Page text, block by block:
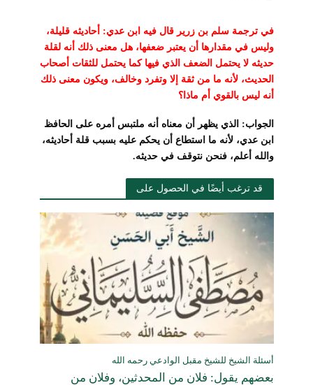
في ترجمة سلم بن زرير قال فيه ابن عدي: أحاديثه قليلة،
وليس في مقدارها أن يعتبر ضعفها، هل معنى ذلك أنه لقلة
حديثه لا يحتمل الضعف الذي فيها كما يحتمل للثقات أصحاب
الحديث، لأنه ما من ثقة إلا وتفرد وخالف، ويكون معنى ذلك
أنه ليس بالقوي أم ماذا؟
الجواب: الذي يظهر أن معناه أنه ملتبس أمره على الحافظ
ابن عدي، لأنه ما استطاع أن يحكم عليه بسبب قلة أحاديثه،
والله أعلم، فنحن نتوقف في حديثه.
قد ترغب أيضًا في الحصول على
أسئلة الشيخ للشيخ مقبل الوادعي رحمه الله
بعضهم يقول: فلان من المحدثين، وفلان من